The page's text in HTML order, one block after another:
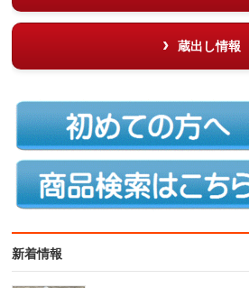
蔵出し情報
新着情報